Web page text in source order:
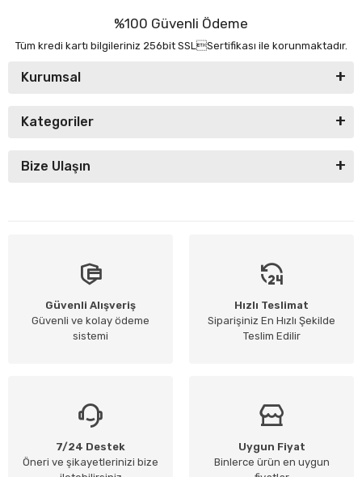
%100 Güvenli Ödeme
Tüm kredi kartı bilgileriniz 256bit SSLSertifikası ile korunmaktadır.
Kurumsal
Kategoriler
Bize Ulaşın
Güvenli Alışveriş
Güvenli ve kolay ödeme
sistemi
Hızlı Teslimat
Siparişiniz En Hızlı Şekilde
Teslim Edilir
7/24 Destek
Öneri ve şikayetlerinizi bize
Uygun Fiyat
Binlerce ürün en uygun